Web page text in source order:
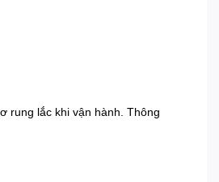
rung lắc khi vận hành. Thông